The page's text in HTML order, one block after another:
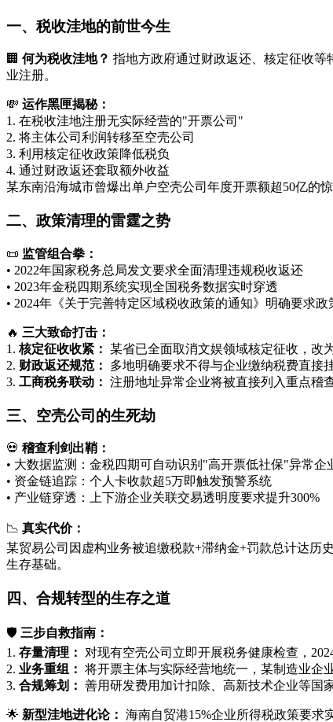
一、税收洼地的前世今生
🏢 何为税收洼地？ 指地方政府通过财政返还、核定征收
业注册。
💸 运作黑匣揭秘：
1. 在税收洼地注册无实际经营的"开票公司"
2. 将主体公司利润转移至空壳公司
3. 利用核定征收政策降低税负
4. 通过财政返还套取额外收益
某东南沿海城市曾爆出单户空壳公司年度开票额超50亿的惊
二、政策清理的雷霆之势
📜 监管组合拳：
• 2022年国家税务总局发文要求全面清理违规税收返还
• 2023年金税四期系统实现全国税务数据实时穿透
• 2024年《关于完善特定区域税收政策的通知》明确要求政
🔥 三大致命打击：
1. 核定征收收紧： 某省已全面取消文娱领域核定征收，改
2. 财政返还规范：
多地明确要求不得与企业缴纳税费直接
3. 工商税务联动： 注册地址异常企业将被直接列入重点稽
三、空壳公司的生死劫
💀 稽查利剑出鞘：
• 大数据监测：金税四期可自动识别"高开票低社保"异常企
• 资金链追踪：个人卡收款超5万即触发预警系统
• 产业链穿透：上下游企业关联交易透明度要求提升300%
📉 真实代价：
某贸易公司因虚构业务被追缴税款+滞纳金+罚款总计达历
生存基础。
四、合规转型的生存之道
🛡️ 三步自救指南：
1. 存量清理：
对现有空壳公司立即开展税务健康检查，
2. 业务重组： 将开票主体与实际经营地统一，某制造业企
3. 合规筹划： 善用研发费用加计扣除、高新技术企业等国
🌟 新型洼地进化论： 海南自贸港15%企业所得税政策要求